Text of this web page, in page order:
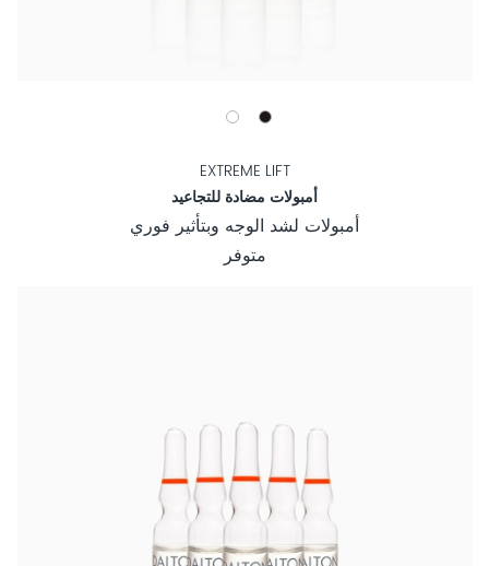
EXTREME LIFT
أمبولات مضادة للتجاعيد
أمبولات لشد الوجه وبتأثير فوري
متوفر